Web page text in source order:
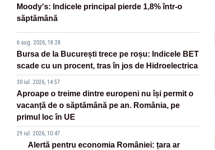
Moody's: Indicele principal pierde 1,8% într-o
săptămână
6 aug. 2026, 18:28
Bursa de la București trece pe roșu: Indicele BET
scade cu un procent, tras în jos de Hidroelectrica
30 iul. 2026, 14:57
Aproape o treime dintre europeni nu își permit o
vacanță de o săptămână pe an. România, pe
primul loc în UE
29 iul. 2026, 10:47
Alertă pentru economia României: țara ar